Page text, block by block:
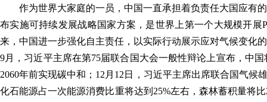
作为世界大家庭的一员，中国一直承担着负责任大国应有的
布实施可持续发展战略国家方案，是世界上第一个大规模开
来，中国进一步强化自主责任，以实际行动展示应对气候变化
9月，习近平主席在第75届联合国大会一般性辩论上宣布，中
2060年前实现碳中和；12月12日，习近平主席出席联合国气候
化石能源占一次能源消费比重将达到25%左右，森林蓄积量将